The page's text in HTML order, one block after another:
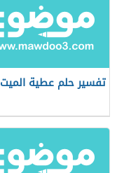
تفسير حلم عطية الميت